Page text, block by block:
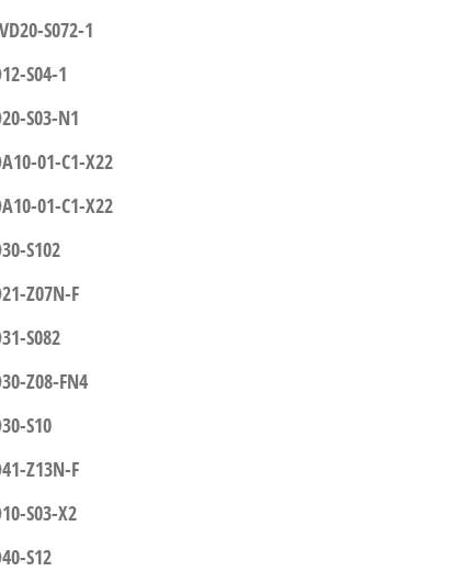
S072-1
S04-1
S03-N1
01-C1-X22
01-C1-X22
S102
Z07N-F
S082
Z08-FN4
S10
Z13N-F
S03-X2
S12